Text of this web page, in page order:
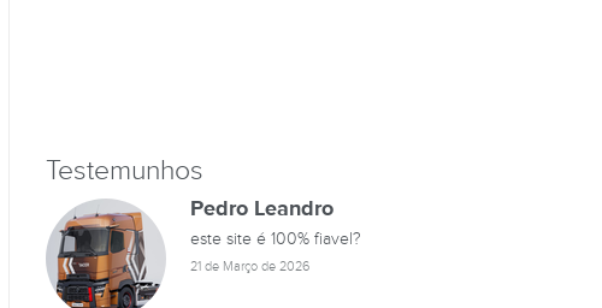
Testemunhos
Pedro Leandro
este site é 100% fiavel?
21 de Março de 2026